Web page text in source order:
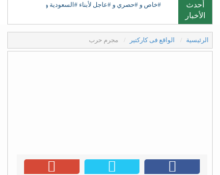
أحدث
الأخبار
#خاص و #حصري و #عاجل لأبناء #السعودية ولأبناء #السعيدة،
الرئيسية الواقع فى كاركتير مجرم حرب